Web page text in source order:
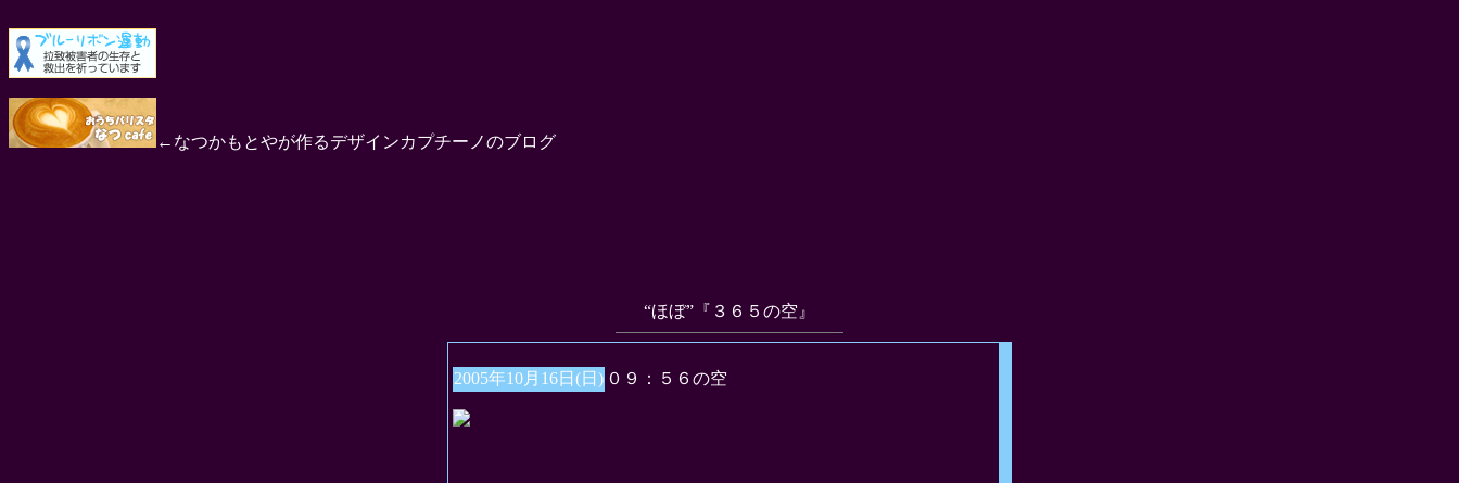
←なつかもとやが作るデザインカプチーノのブログ
“ほぼ”『３６５の空』
2005年10月16日(日) ０９：５６の空